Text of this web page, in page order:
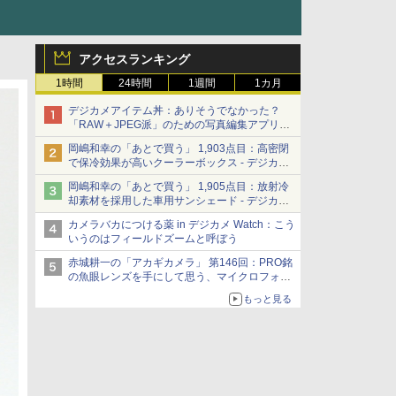
アクセスランキング
1時間 24時間 1週間 1カ月
デジカメアイテム丼：ありそうでなかった？
「RAW＋JPEG派」のための写真編集アプリ
カメラデフォルトのJPEGを大切にする
「Filmator」
岡嶋和幸の「あとで買う」 1,903点目：高密閉
で保冷効果が高いクーラーボックス - デジカメ
Watch
岡嶋和幸の「あとで買う」 1,905点目：放射冷
却素材を採用した車用サンシェード - デジカメ
Watch
カメラバカにつける薬 in デジカメ Watch：こう
いうのはフィールドズームと呼ぼう
赤城耕一の「アカギカメラ」 第146回：PRO銘
の魚眼レンズを手にして思う、マイクロフォー
もっと見る